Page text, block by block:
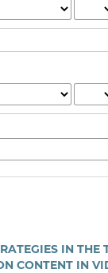
IN THE
CONTENT IN